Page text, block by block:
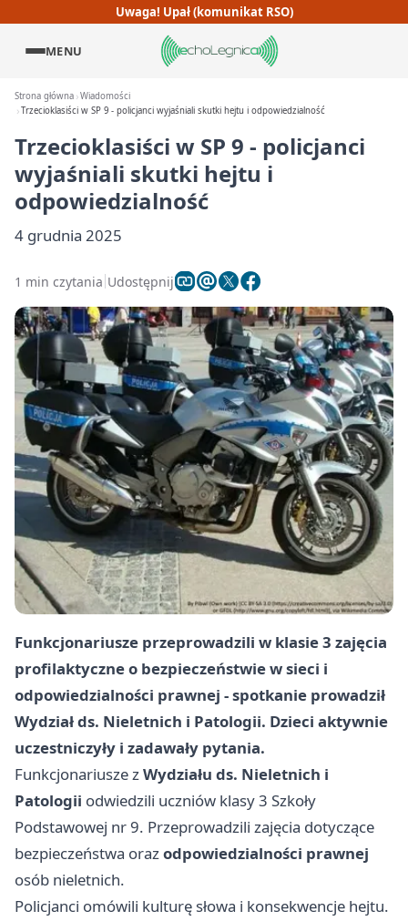
Uwaga! Upał (komunikat RSO)
MENU
Strona główna Wiadomości
Trzecioklasiści w SP 9 - policjanci wyjaśniali skutki hejtu i odpowiedzialność
Trzecioklasiści w SP 9 - policjanci
wyjaśniali skutki hejtu i
odpowiedzialność
4 grudnia 2025
1 min czytania Udostępnij
Funkcjonariusze przeprowadzili w klasie 3 zajęcia
profilaktyczne o bezpieczeństwie w sieci i
odpowiedzialności prawnej - spotkanie prowadził
Wydział ds. Nieletnich i Patologii. Dzieci aktywnie
uczestniczyły i zadawały pytania.
Funkcjonariusze zWydziału ds. Nieletnich i
Patologii odwiedzili uczniów klasy 3 Szkoły
Podstawowej nr 9. Przeprowadzili zajęcia dotyczące
bezpieczeństwa orazodpowiedzialności prawnej
osób nieletnich.
Policjanci omówili kulturę słowa i konsekwencje hejtu.